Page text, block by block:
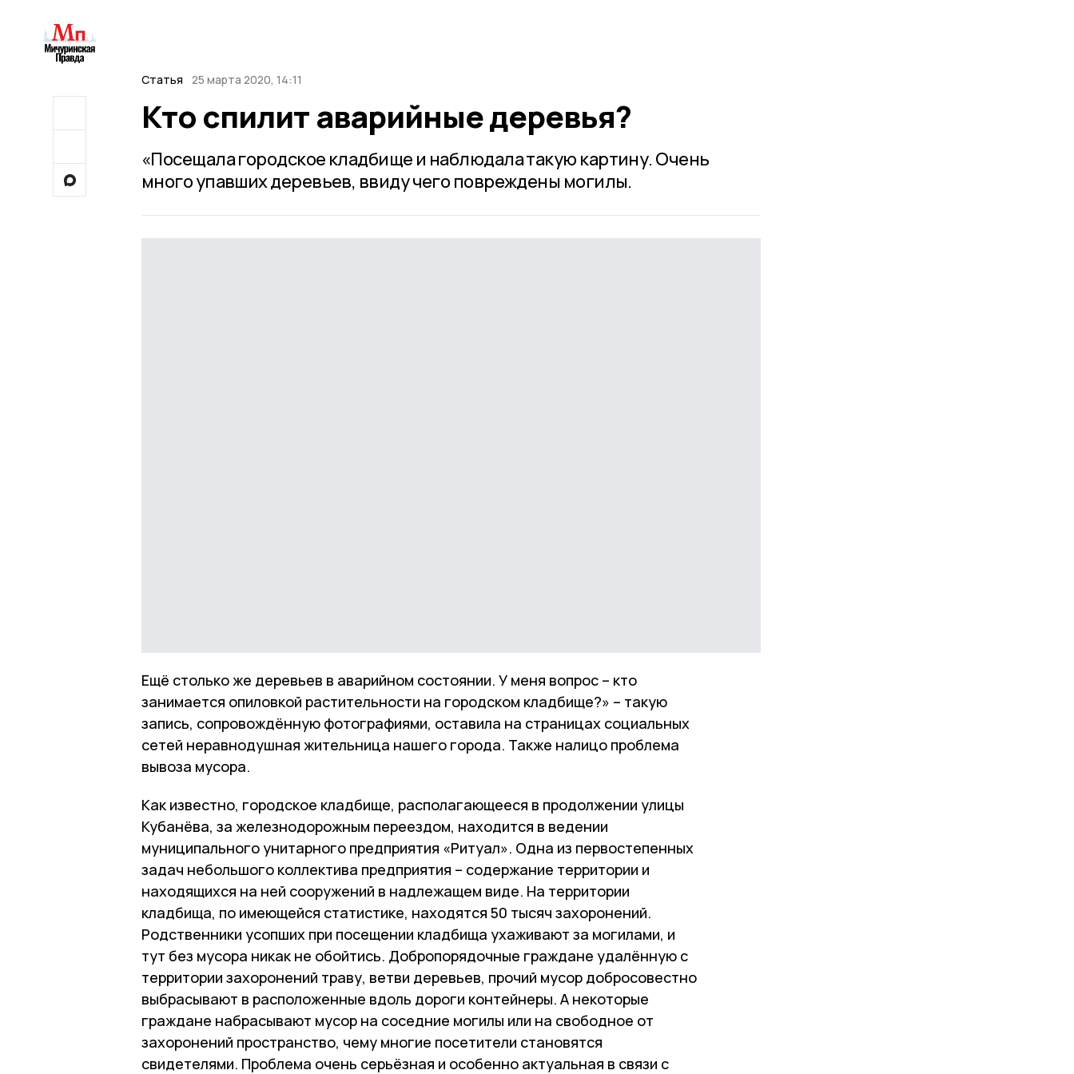
Статья 25 марта 2020, 14:11
Кто спилит аварийные деревья?
«Посещала городское кладбище и наблюдала такую картину. Очень
много упавших деревьев, ввиду чего повреждены могилы.
Ещё столько же деревьев в аварийном состоянии. У меня вопрос – кто
занимается опиловкой растительности на городском кладбище?» – такую
запись, сопровождённую фотографиями, оставила на страницах социальных
сетей неравнодушная жительница нашего города. Также налицо проблема
вывоза мусора.
Как известно, городское кладбище, располагающееся в продолжении улицы
Кубанёва, за железнодорожным переездом, находится в ведении
муниципального унитарного предприятия «Ритуал». Одна из первостепенных
задач небольшого коллектива предприятия – содержание территории и
находящихся на ней сооружений в надлежащем виде. На территории
кладбища, по имеющейся статистике, находятся 50 тысяч захоронений.
Родственники усопших при посещении кладбища ухаживают за могилами, и
тут без мусора никак не обойтись. Добропорядочные граждане удалённую с
территории захоронений траву, ветви деревьев, прочий мусор добросовестно
выбрасывают в расположенные вдоль дороги контейнеры. А некоторые
граждане набрасывают мусор на соседние могилы или на свободное от
захоронений пространство, чему многие посетители становятся
свидетелями. Проблема очень серьёзная и особенно актуальная в связи с